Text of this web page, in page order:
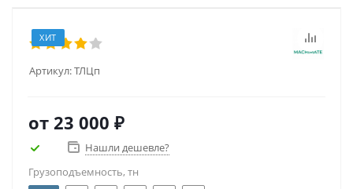
ХИТ
Артикул:ТЛЦп
от 23 000 ₽
Нашли дешевле?
Грузоподъемность, тн